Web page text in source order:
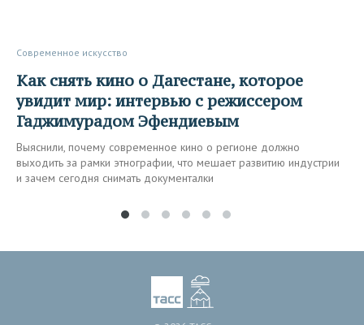
Современное искусство
Как снять кино о Дагестане, которое
увидит мир: интервью с режиссером
Гаджимурадом Эфендиевым
Выяснили, почему современное кино о регионе должно
выходить за рамки этнографии, что мешает развитию индустрии
и зачем сегодня снимать документалки